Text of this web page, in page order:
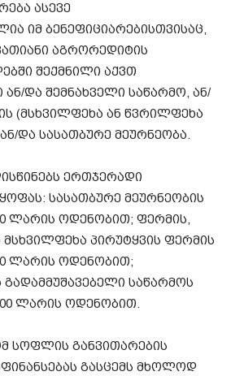
ასევე
იმ ბენეფიციარებისთვისაც,
აგრორედიტის
შექმნილი აქვთ
ან/და შემნახველი საწარმო, ან/
(მსხვილფეხა ან წვრილფეხა
და სასათბურე მეურნეობა.
ერთჯერადი
სასათბურე მეურნეობის
ლარის ოდენობით; ფერმის,
პირუტყვის ფერმის
ლარის ოდენობით;
გადამმუშავებელი საწარმოს
ლარის ოდენობით.
სოფლის განვითარების
გასცემს მხოლოდ